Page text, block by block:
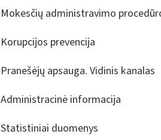
Mokesčių administravimo
Korupcijos prevencija
Pranešėjų apsauga. Vidinis kanalas
Administracinė informacija
Statistiniai duomenys